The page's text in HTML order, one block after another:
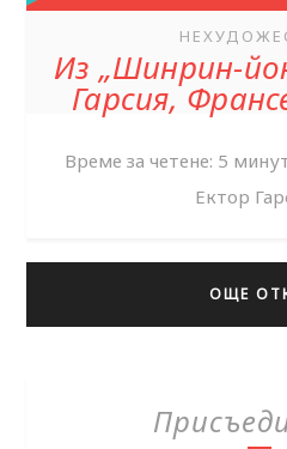
Из „Шинрин-
Гарсия,
Време за четене: 5
Ектор
ОЩЕ